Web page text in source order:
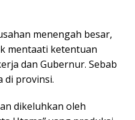
menengah besar,
mentaati ketentuan
dan Gubernur. Sebab
di provinsi.
dikeluhkan oleh